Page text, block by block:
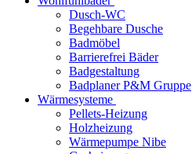
Dusch-WC
Begehbare Dusche
Badmöbel
Barrierefrei Bäder
Badgestaltung
Badplaner P&M Gruppe
Wärmesysteme
Pellets-Heizung
Holzheizung
Wärmepumpe Nibe